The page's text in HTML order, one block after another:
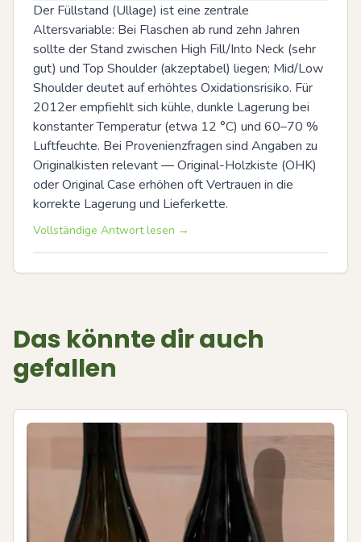
Der Füllstand (Ullage) ist eine zentrale
Altersvariable: Bei Flaschen ab rund zehn Jahren
sollte der Stand zwischen High Fill/Into Neck (sehr
gut) und Top Shoulder (akzeptabel) liegen; Mid/Low
Shoulder deutet auf erhöhtes Oxidationsrisiko. Für
2012er empfiehlt sich kühle, dunkle Lagerung bei
konstanter Temperatur (etwa 12 °C) und 60–70 %
Luftfeuchte. Bei Provenienzfragen sind Angaben zu
Originalkisten relevant — Original-Holzkiste (OHK)
oder Original Case erhöhen oft Vertrauen in die
korrekte Lagerung und Lieferkette.
Vollständige Antwort lesen →
Das könnte dir auch
gefallen